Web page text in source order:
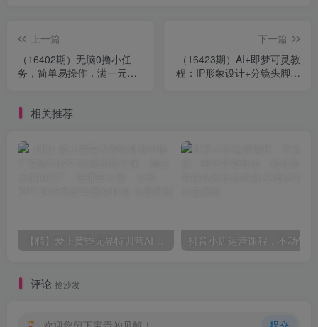
上一篇
（16402期）无脑0撸小任
务，简单易操作，满一元秒
下一篇
（16423期）AI+即梦可灵教
程：IP形象设计+分镜头脚本
相关推荐
评论 抢沙发